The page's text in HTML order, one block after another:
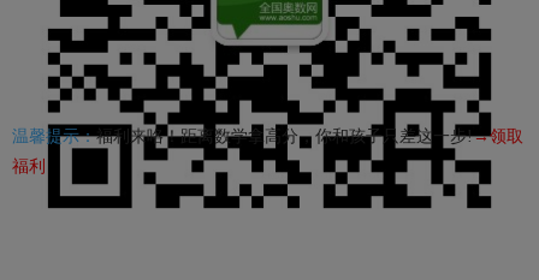
温馨提示：福利来咯！距离数学拿高分，你和孩子只差这一步!→领取
福利